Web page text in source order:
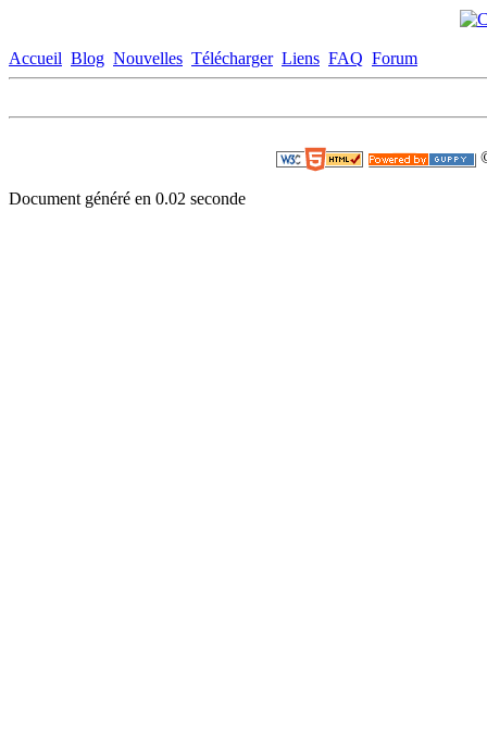
Accueil Blog Nouvelles Télécharger Liens FAQ Forum
Document généré en 0.02 seconde